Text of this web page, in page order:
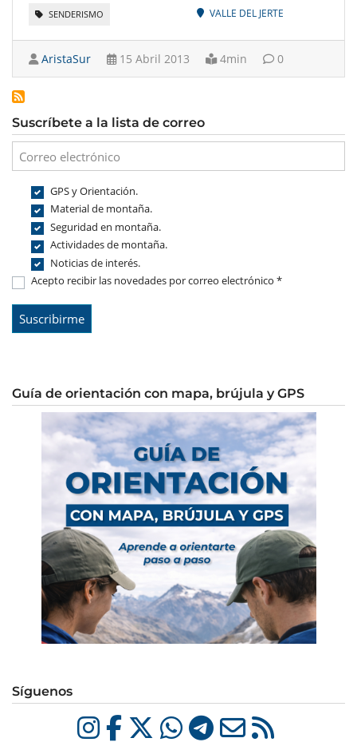
SENDERISMO VALLE DEL JERTE
AristaSur 15 Abril 2013 4min 0
Suscríbete a la lista de correo
GPS y Orientación.
Material de montaña.
Seguridad en montaña.
Actividades de montaña.
Noticias de interés.
Acepto recibir las novedades por correo electrónico *
Guía de orientación con mapa, brújula y GPS
Síguenos